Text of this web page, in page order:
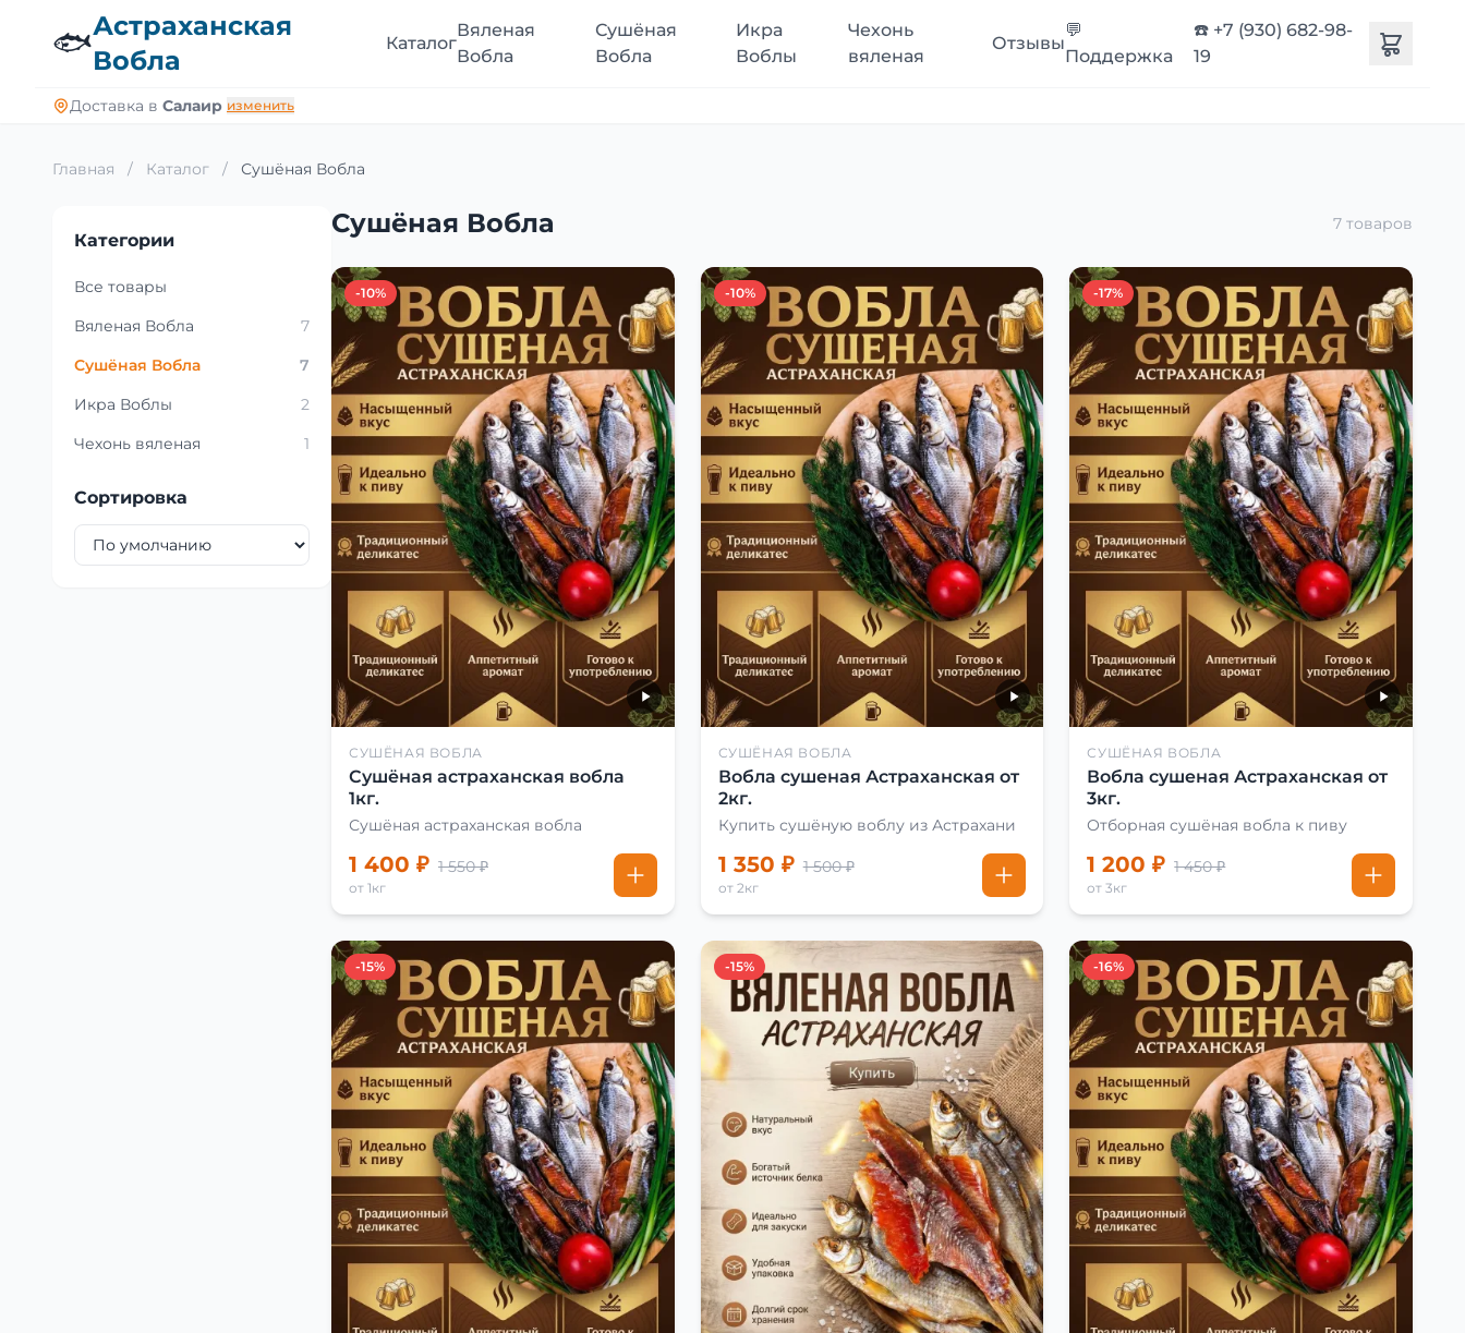
🐟Астраханская
Вобла
Каталог
Вяленая
Вобла
Сушёная
Вобла
Икра
Воблы
Чехонь
вяленая
Отзывы
💬
Поддержка
☎️ +7 (930) 682-98-
19
Доставка в Салаир изменить
Главная / Каталог / Сушёная Вобла
Категории
Все товары
Вяленая Вобла
7
Сушёная Вобла
7
Икра Воблы
2
Чехонь вяленая
1
Сортировка
Сушёная Вобла 7 товаров
-10%
СУШЁНАЯ ВОБЛА
Сушёная астраханская вобла
1кг.
Сушёная астраханская вобла
1 400 ₽ 1 550 ₽
от 1кг
-10%
СУШЁНАЯ ВОБЛА
Вобла сушеная Астраханская от
2кг.
Купить сушёную воблу из Астрахани
1 350 ₽ 1 500 ₽
от 2кг
-17%
СУШЁНАЯ ВОБЛА
Вобла сушеная Астраханская от
3кг.
Отборная сушёная вобла к пиву
1 200 ₽ 1 450 ₽
от 3кг
-15% -15% -16%